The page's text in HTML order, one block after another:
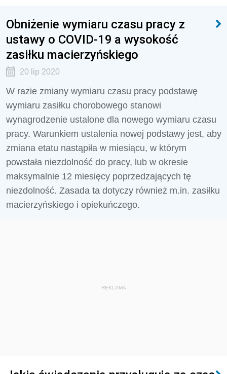
Obniżenie wymiaru czasu pracy z
ustawy o COVID-19 a wysokość
zasiłku macierzyńskiego
20 lip 2020
W razie zmiany wymiaru czasu pracy podstawę
wymiaru zasiłku chorobowego stanowi
wynagrodzenie ustalone dla nowego wymiaru czasu
pracy. Warunkiem ustalenia nowej podstawy jest, aby
zmiana etatu nastąpiła w miesiącu, w którym
powstała niezdolność do pracy, lub w okresie
maksymalnie 12 miesięcy poprzedzających tę
niezdolność. Zasada ta dotyczy również m.in. zasiłku
macierzyńskiego i opiekuńczego.
REKLAMA